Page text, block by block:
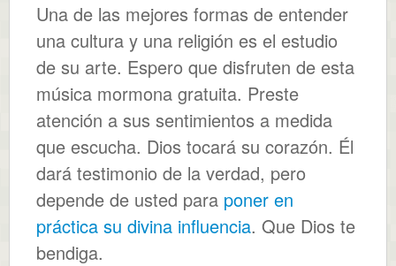
Una de las mejores formas de entender
una cultura y una religión es el estudio
de su arte. Espero que disfruten de esta
música mormona gratuita. Preste
atención a sus sentimientos a medida
que escucha. Dios tocará su corazón. Él
dará testimonio de la verdad, pero
depende de usted para poner en
práctica su divina influencia. Que Dios te
bendiga.